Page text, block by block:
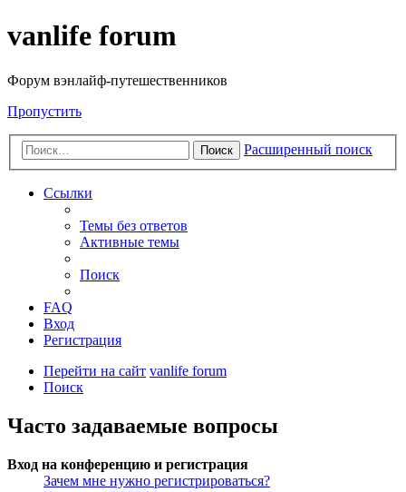
vanlife forum
Форум вэнлайф-путешественников
Пропустить
Поиск Расширенный поиск
Ссылки
Темы без ответов
Активные темы
Поиск
FAQ
Вход
Регистрация
Перейти на сайт vanlife forum
Поиск
Часто задаваемые вопросы
Вход на конференцию и регистрация
Зачем мне нужно регистрироваться?